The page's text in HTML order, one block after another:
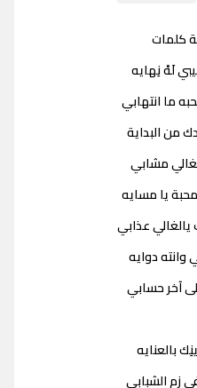
كلمات
لَهْ نِهايه
ما انتهابي
من البداية
مشابي
یا مسایه
عذابي
دوايه
آخر حسابي
بالعنايه
زم الشبابي